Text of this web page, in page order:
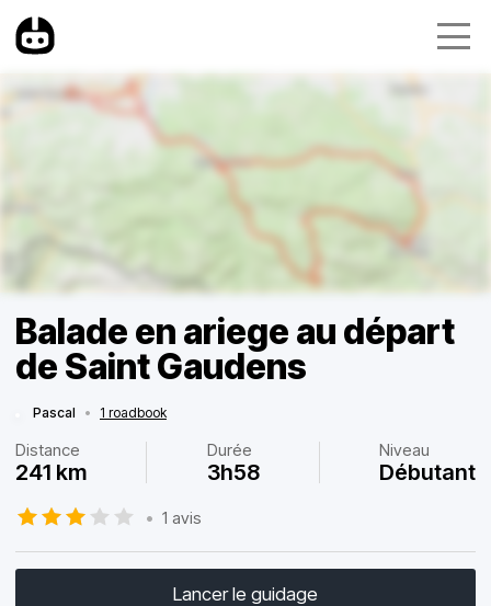
Balade en ariege au départ
de Saint Gaudens
Pascal • 1 roadbook
Distance
241 km
Durée
3h58
Niveau
Débutant
• 1 avis
Lancer le guidage